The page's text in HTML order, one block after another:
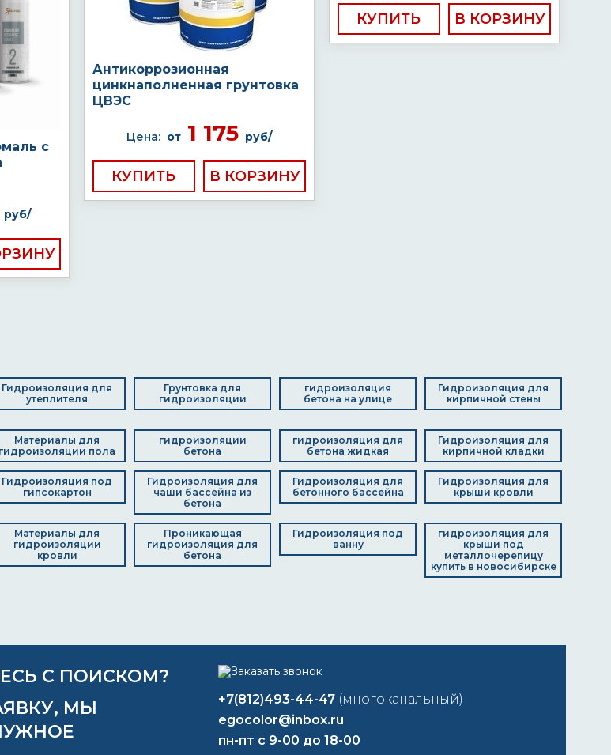
с
руб/
Антикоррозионная
цинкнаполненная грунтовка
ЦВЭС
Цена: от 1 175 руб/
КУПИТЬ
КУПИТЬ
Гидроизоляция для
утеплителя
Грунтовка для
гидроизоляции
гидроизоляция
бетона на улице
Гидроизоляция для
кирпичной стены
Материалы для
гидроизоляции пола
гидроизоляции
бетона
гидроизоляция для
бетона жидкая
Гидроизоляция для
кирпичной кладки
Гидроизоляция под
гипсокартон
Гидроизоляция для
чаши бассейна из
бетона
Гидроизоляция для
бетонного бассейна
Гидроизоляция для
крыши кровли
Материалы для
гидроизоляции
кровли
Проникающая
гидроизоляция для
бетона
Гидроизоляция под
ванну
гидроизоляция для
крыши под
металлочерепицу
купить в новосибирске
С ПОИСКОМ?
МЫ
+7(812)493-44-47 (многоканальный)
egocolor@inbox.ru
пн-пт с 9-00 до 18-00